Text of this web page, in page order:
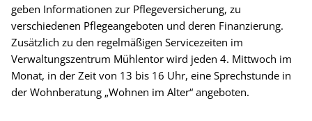
geben Informationen zur Pflegeversicherung, zu
verschiedenen Pflegeangeboten und deren Finanzierung.
Zusätzlich zu den regelmäßigen Servicezeiten im
Verwaltungszentrum Mühlentor wird jeden 4. Mittwoch im
Monat, in der Zeit von 13 bis 16 Uhr, eine Sprechstunde in
der Wohnberatung „Wohnen im Alter“ angeboten.